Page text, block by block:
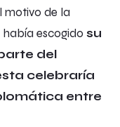
motivo de la
escogido su
del
celebraría
entre